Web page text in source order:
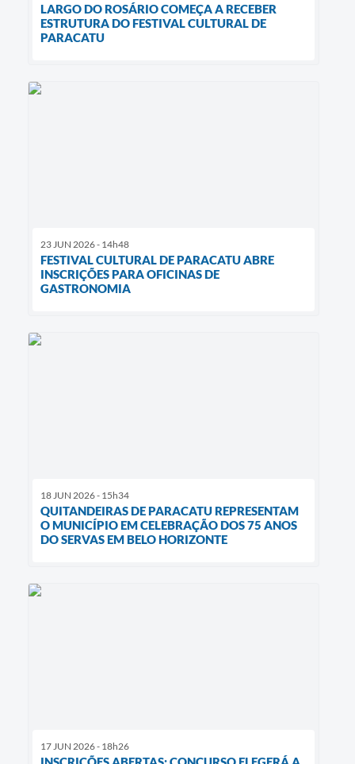
LARGO DO ROSÁRIO COMEÇA A RECEBER
ESTRUTURA DO FESTIVAL CULTURAL DE
PARACATU
23 JUN 2026 - 14h48
FESTIVAL CULTURAL DE PARACATU ABRE
INSCRIÇÕES PARA OFICINAS DE
GASTRONOMIA
18 JUN 2026 - 15h34
QUITANDEIRAS DE PARACATU REPRESENTAM
O MUNICÍPIO EM CELEBRAÇÃO DOS 75 ANOS
DO SERVAS EM BELO HORIZONTE
17 JUN 2026 - 18h26